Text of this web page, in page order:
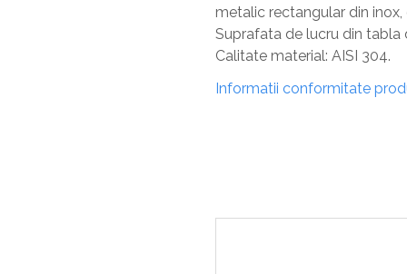
metalic rectangular din
Suprafata de lucru din tabla
Calitate material: AISI 304.
Informatii conformitate